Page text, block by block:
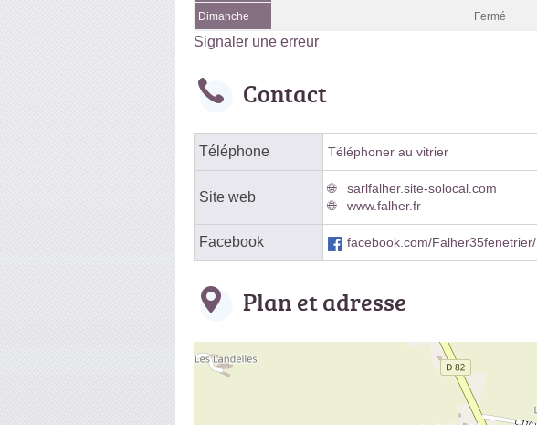
Dimanche Fermé
Signaler une erreur
Contact
Téléphone Téléphoner au vitrier
Site web
sarlfalher.site-solocal.com
www.falher.fr
Facebook facebook.com/Falher35fenetrier/
Plan et adresse